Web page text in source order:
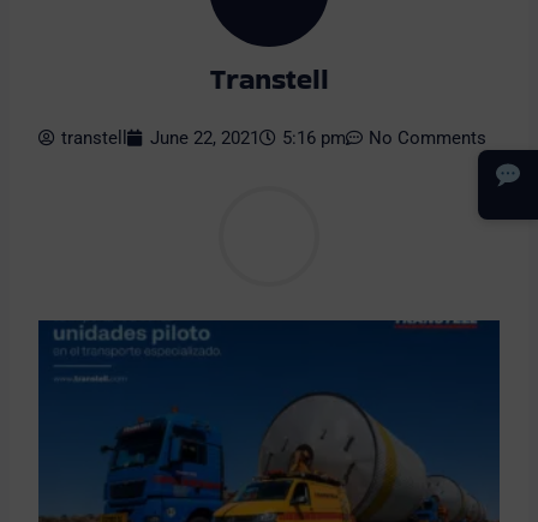
Transtell
transtell June 22, 2021 5:16 pm No Comments